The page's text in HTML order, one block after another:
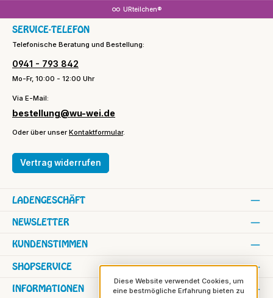
URteilchen®
SERVICE-TELEFON
Telefonische Beratung und Bestellung:
0941 - 793 842
Mo-Fr, 10:00 - 12:00 Uhr
Via E-Mail:
bestellung@wu-wei.de
Oder über unserKontaktformular.
Vertrag widerrufen
SHOPSERVICE
INFORMATIONEN
NEWSLETTER
KUNDENSTIMMEN
LADENGESCHÄFT
Diese Website verwendet Cookies, um
eine bestmögliche Erfahrung bieten zu